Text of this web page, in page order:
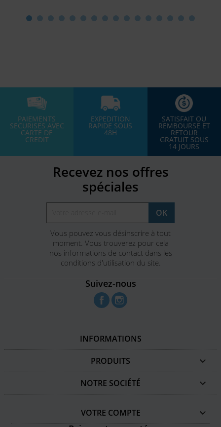
PAIEMENTS
SECURISES AVEC
CARTE DE
CREDIT
EXPEDITION
RAPIDE SOUS
48H
SATISFAIT OU
REMBOURSE ET
RETOUR
GRATUIT SOUS
14 JOURS
Recevez nos offres
spéciales
Vous pouvez vous désinscrire à tout
moment. Vous trouverez pour cela
nos informations de contact dans les
conditions d'utilisation du site.
Suivez-nous
Facebook
INFORMATIONS
PRODUITS 
NOTRE SOCIÉTÉ 
VOTRE COMPTE
